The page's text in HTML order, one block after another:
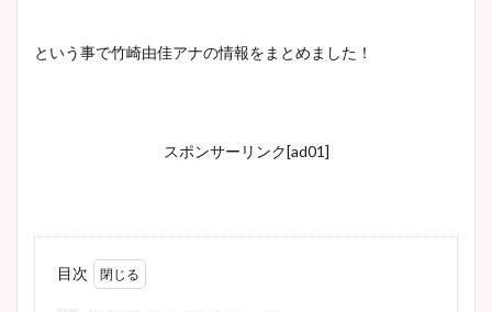
という事で竹崎由佳アナの情報をまとめました！
スポンサーリンク[ad01]
目次